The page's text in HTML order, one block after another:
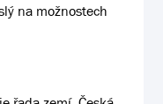
na možnostech